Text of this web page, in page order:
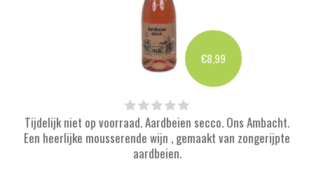
€8,99
Tijdelijk niet op voorraad. Aardbeien secco. Ons Ambacht.
Een heerlijke mousserende wijn , gemaakt van zongerijpte
aardbeien.